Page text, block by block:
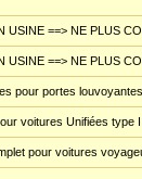
USINE ==> NE PLUS
USINE ==> NE PLUS
pour portes
voitures Unifiées type
pour voitures